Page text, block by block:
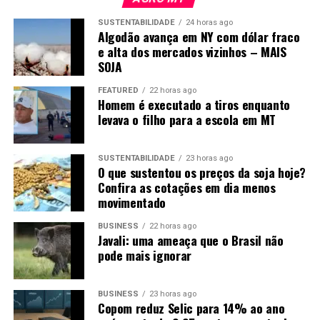
melhor. Trabalhar com isso daqui é muito gratificante e a
remuneração é muito melhor do que a advocacia”
Foto: Pedro Silvestre/Canal Rural Mato Grosso
Investimento nas equipes ganha
espaço
Na Fazenda Bueno, em Ipiranga do Norte, a estratégia
SUSTENTABILIDADE 24 horas ago
Algodão avança em NY com dólar fraco
e alta dos mercados vizinhos – MAIS
SOJA
FEATURED 22 horas ago
Homem é executado a tiros enquanto
levava o filho para a escola em MT
SUSTENTABILIDADE 23 horas ago
O que sustentou os preços da soja hoje?
Confira as cotações em dia menos
movimentado
BUSINESS 22 horas ago
Javali: uma ameaça que o Brasil não
pode mais ignorar
BUSINESS 23 horas ago
Copom reduz Selic para 14% ao ano